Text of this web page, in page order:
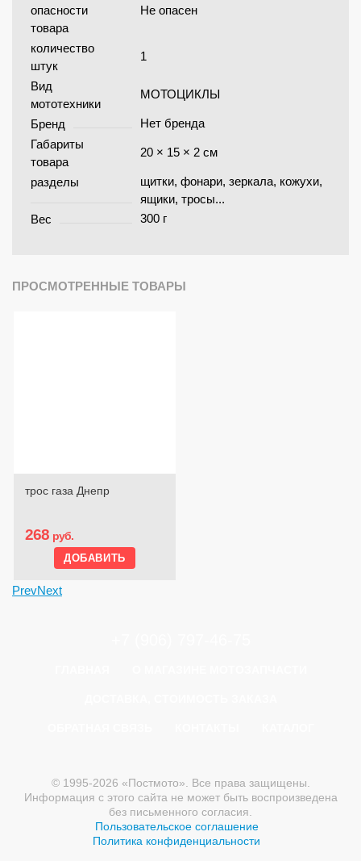
опасности
товара
Не опасен
количество
штук
1
Вид
мототехники
МОТОЦИКЛЫ
Бренд
Нет бренда
Габариты
товара
20 × 15 × 2 см
разделы
щитки, фонари, зеркала, кожухи,
ящики, тросы...
Вес
300 г
ПРОСМОТРЕННЫЕ ТОВАРЫ
трос газа Днепр
268 руб.
PrevNext
© 1995-2026 «Постмото». Все права защищены.
Информация с этого сайта не может быть воспроизведена
без письменного согласия.
Пользовательское соглашение
Политика конфиденциальности